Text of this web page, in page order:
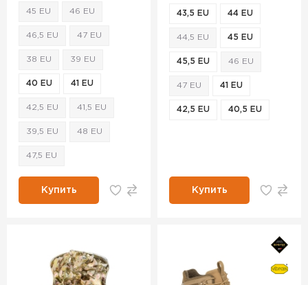
45 EU 46 EU
46,5 EU 47 EU
38 EU 39 EU
40 EU 41 EU
42,5 EU 41,5 EU
39,5 EU 48 EU
47,5 EU
Купить
43,5 EU 44 EU
44,5 EU 45 EU
45,5 EU 46 EU
47 EU 41 EU
42,5 EU 40,5 EU
Купить